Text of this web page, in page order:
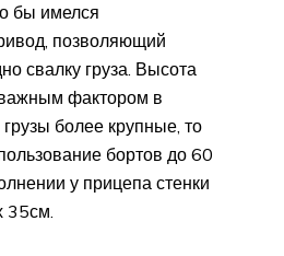
бы имелся
позволяющий
свалку груза. Высота
фактором в
более крупные, то
бортов до 60
у прицепа стенки
35см.